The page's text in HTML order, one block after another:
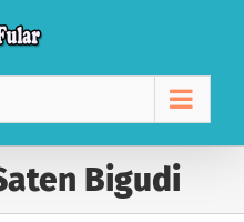
Bigudi